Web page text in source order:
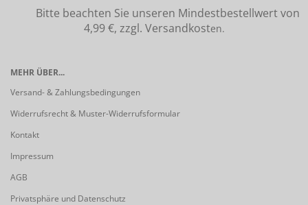
Bitte beachten Sie unseren Mindestbestellwert von
4,99 €, zzgl. Versandkosten.
MEHR ÜBER...
Versand- & Zahlungsbedingungen
Widerrufsrecht & Muster-Widerrufsformular
Kontakt
Impressum
AGB
Privatsphäre und Datenschutz